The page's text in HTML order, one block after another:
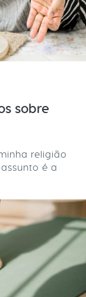
sobre
religião
é a